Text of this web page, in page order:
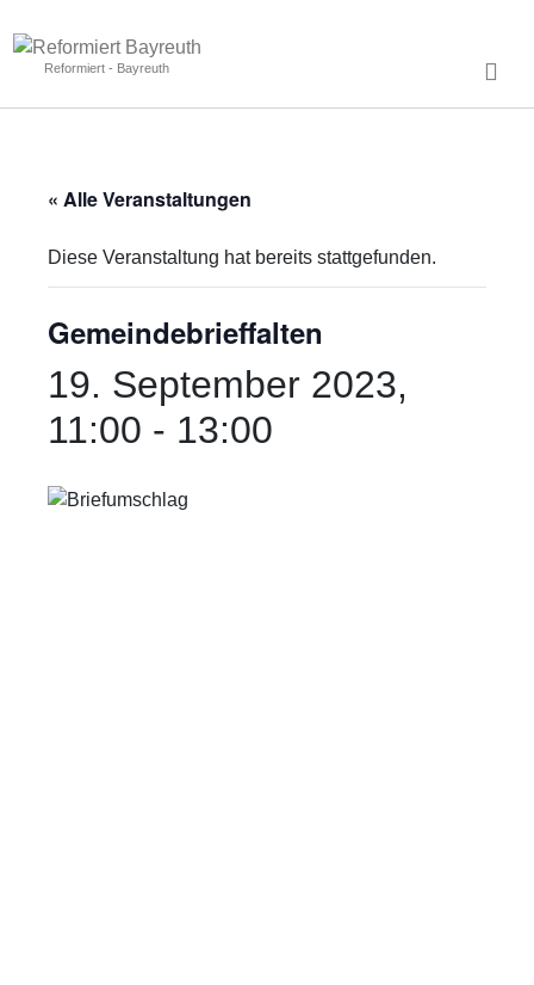
Reformiert - Bayreuth
« Alle Veranstaltungen
Diese Veranstaltung hat bereits stattgefunden.
Gemeindebrieffalten
19. September 2023,
11:00 - 13:00